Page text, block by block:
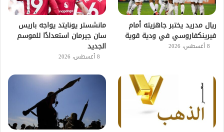
ريال مدريد يختبر جاهزيته أمام
فيرينكفاروسي في ودية قوية
8 أغسطس، 2026
مانشستر يونايتد يواجه باريس
سان جيرمان استعدادًا للموسم
الجديد
8 أغسطس، 2026